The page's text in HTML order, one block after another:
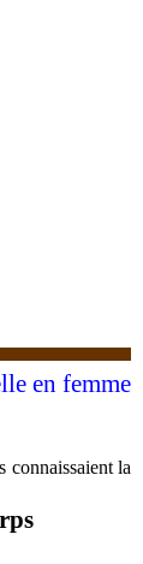
en femme
connaissaient la